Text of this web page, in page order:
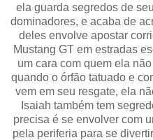
ela guarda segredos de
dominadores, e acaba de
deles envolve apostar
Mustang GT em estradas
um cara com quem ela
quando o órfão tatuado e
vem em seu resgate, ela
Isaiah também tem
precisa é se envolver com
pela periferia para se